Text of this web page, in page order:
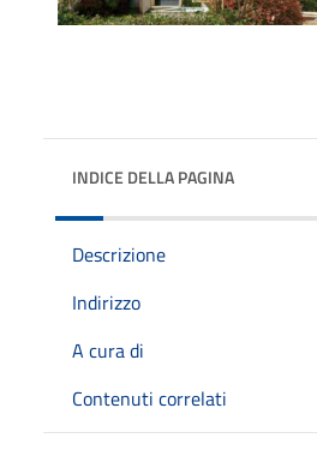
INDICE DELLA PAGINA
Descrizione
Indirizzo
A cura di
Contenuti correlati